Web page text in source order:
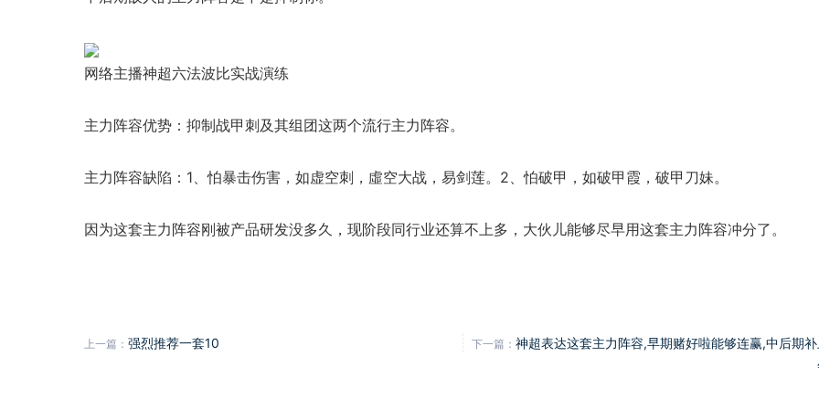
网络主播神超六法波比实战演练
主力阵容优势：抑制战甲刺及其组团这两个流行主力阵容。
主力阵容缺陷：1、怕暴击伤害，如虚空刺，虛空大战，易剑莲。2、怕破甲，如破甲霞，破甲刀妹。
因为这套主力阵容刚被产品研发没多久，现阶段同行业还算不上多，大伙儿能够尽早用这套主力阵容冲分了。
上一篇： 强烈推荐一套10 下一篇： 神超表达这套主力阵容,早期赌好啦能够连赢,中后期